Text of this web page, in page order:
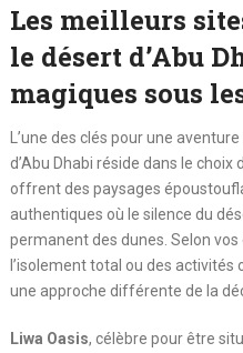
Les meilleurs
le désert d’Abu
magiques sous
L’une des clés pour une
d’Abu Dhabi réside dans le
offrent des paysages
authentiques où le silence du
permanent des dunes. Selon
l’isolement total ou des
une approche différente de la
Liwa Oasis, célèbre pour être